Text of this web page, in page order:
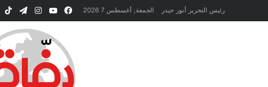
رئيس التحرير أنور حيدر الجمعة, أغسطس 7 2026 فيسبوك‫YouTubeانستقرام
تيلقرام